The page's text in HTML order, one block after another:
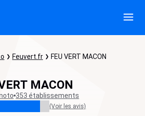
Feuvert.fr FEU VERT MACON
MACON
353 établissements
(Voir les avis)